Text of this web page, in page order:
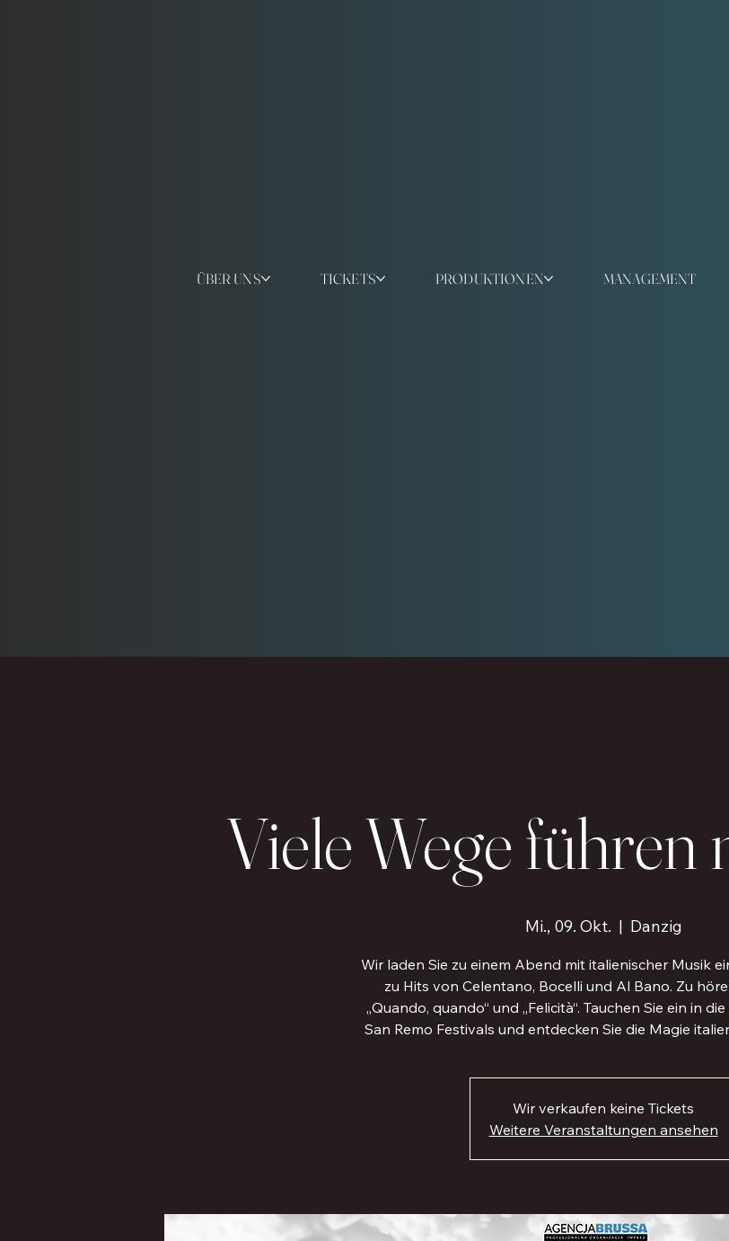
ÜBER UNS TICKETS PRODUKTIONEN MANAGEMENT
Viele Wege führen
Mi., 09. Okt.
  |
Danzig
Wir laden Sie zu einem Abend mit italienischer Musik
zu Hits von Celentano, Bocelli und Al Bano. Zu
„Quando, quando“ und „Felicità“. Tauchen Sie ein in
San Remo Festivals und entdecken Sie die Magie
Wir verkaufen keine Tickets
Weitere Veranstaltungen ansehen